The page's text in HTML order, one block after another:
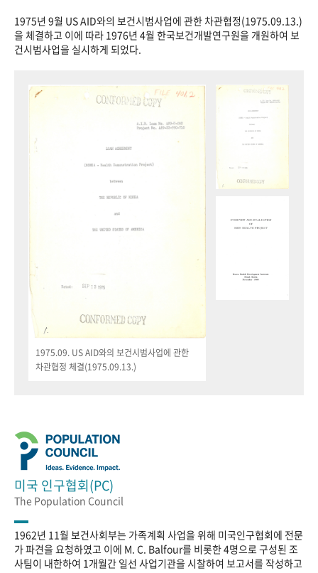
1975년 9월 US AID와의 보건시범사업에 관한 차관협정(1975.09.13.)
을 체결하고 이에 따라 1976년 4월 한국보건개발연구원을 개원하여 보
건시범사업을 실시하게 되었다.
1975.09. US AID와의 보건시범사업에 관한
차관협정 체결(1975.09.13.)
미국 인구협회(PC)
The Population Council
1962년 11월 보건사회부는 가족계획 사업을 위해 미국인구협회에 전문
가 파견을 요청하였고 이에 M. C. Balfour를 비롯한 4명으로 구성된 조
사팀이 내한하여 1개월간 일선 사업기관을 시찰하여 보고서를 작성하고